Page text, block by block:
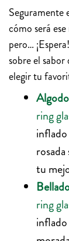
Seguramente
cómo será
pero…
sobre el sabor
elegir tu
ring
tu
ring